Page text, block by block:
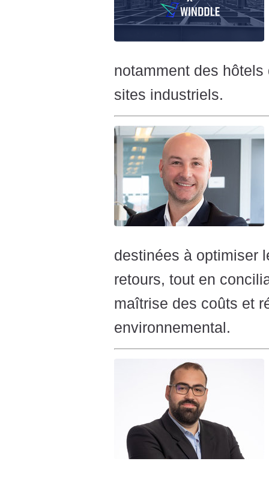
notamment des
sites industriels.
destinées à optimiser
retours, tout en
maîtrise des coûts et
environnemental.